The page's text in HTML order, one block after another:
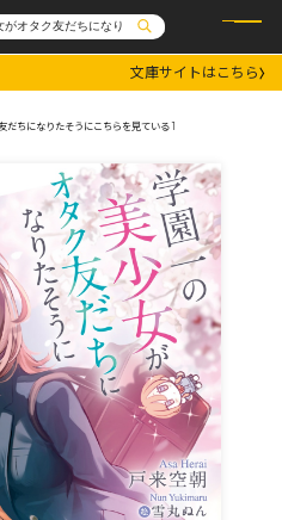
文庫
ノベルス
通販・NEWS
OVERLAP STORE
オーバーラップ広報室
お問い合わせはこちら
ラップ文庫
ップノベルス
ップノベルスf
文庫サイトはこちら
だちになりたそうにこちらを見ている 1